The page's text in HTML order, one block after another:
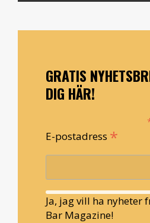
GRATIS
DIG HÄR!
E-postadress *
Ja, jag vill ha nyheter
Bar Magazine!